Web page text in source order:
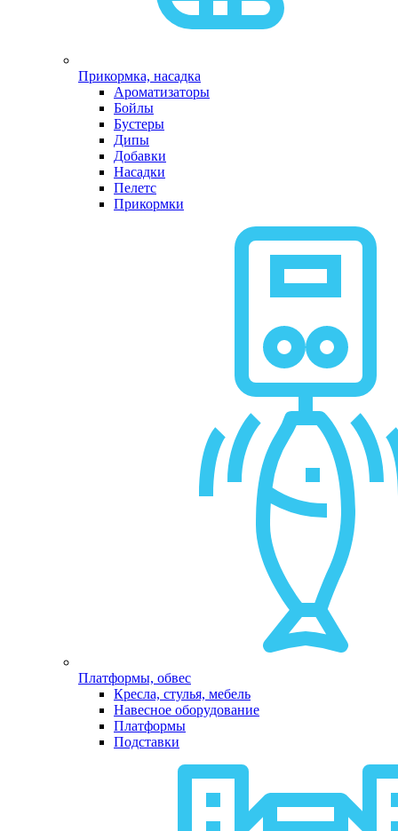
Прикормка, насадка
Ароматизаторы
Бойлы
Бустеры
Дипы
Добавки
Насадки
Пелетс
Прикормки
Платформы, обвес
Кресла, стулья, мебель
Навесное оборудование
Платформы
Подставки